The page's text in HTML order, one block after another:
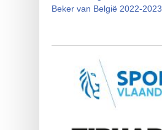
Beker van België 2022-2023